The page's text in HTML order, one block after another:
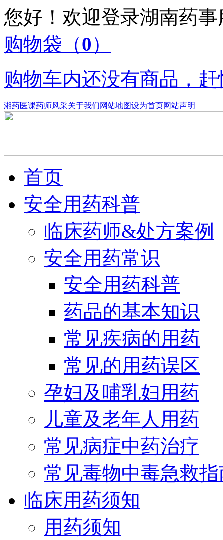
您好！欢迎登录湖南药
购物袋 （0）
购物车内还没有商品，
湘药医课药师风采关于我们网站地图设为首页网站声明
首页
安全用药科普
临床药师&处方案例
安全用药常识
安全用药科普
药品的基本知识
常见疾病的用药
常见的用药误区
孕妇及哺乳妇用药
儿童及老年人用药
常见病症中药治疗
常见毒物中毒急救指
临床用药须知
用药须知